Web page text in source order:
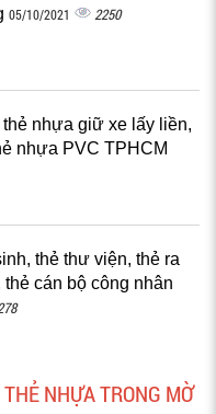
05/10/2021 2250
thẻ nhựa giữ xe lấy liền,
nhựa PVC TPHCM
thẻ thư viện, thẻ ra
cán bộ công nhân
NHỰA TRONG MỜ